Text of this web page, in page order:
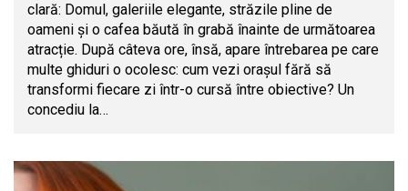
clară: Domul, galeriile elegante, străzile pline de
oameni și o cafea băută în grabă înainte de următoarea
atracție. După câteva ore, însă, apare întrebarea pe care
multe ghiduri o ocolesc: cum vezi orașul fără să
transformi fiecare zi într-o cursă între obiective? Un
concediu la…